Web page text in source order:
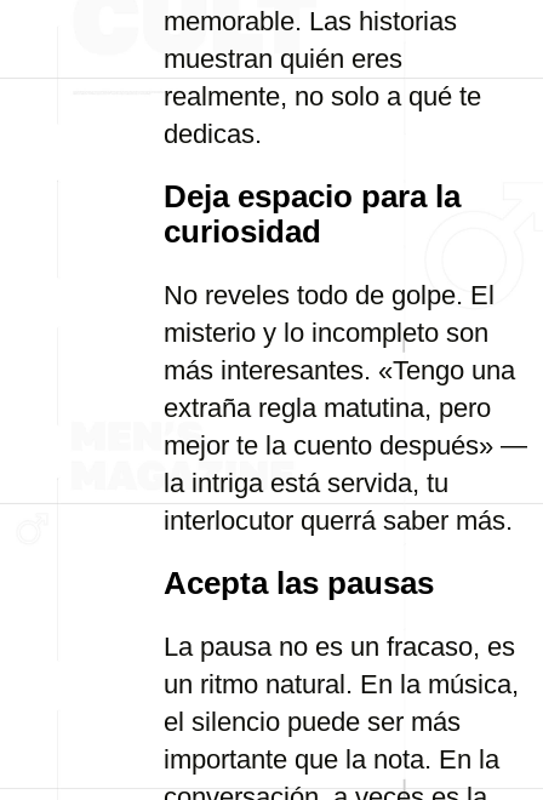
memorable. Las historias
muestran quién eres
realmente, no solo a qué te
dedicas.
Deja espacio para la
curiosidad
No reveles todo de golpe. El
misterio y lo incompleto son
más interesantes. «Tengo una
extraña regla matutina, pero
mejor te la cuento después» —
la intriga está servida, tu
interlocutor querrá saber más.
Acepta las pausas
La pausa no es un fracaso, es
un ritmo natural. En la música,
el silencio puede ser más
importante que la nota. En la